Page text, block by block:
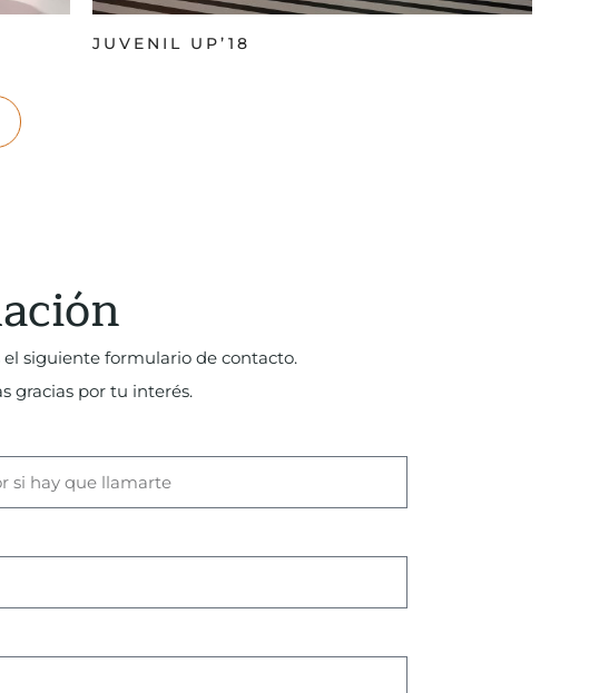
JUVENIL UP’18
el siguiente formulario de contacto.
gracias por tu interés.